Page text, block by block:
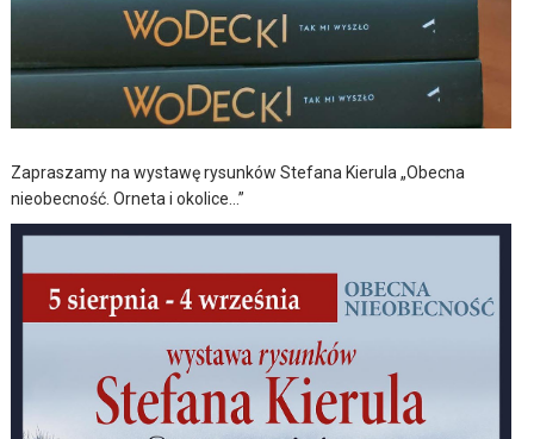
Zapraszamy na wystawę rysunków Stefana Kierula „Obecna
nieobecność. Orneta i okolice…”